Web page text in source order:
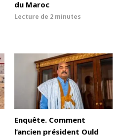
du Maroc
Lecture de 2 minutes
Enquête. Comment
l’ancien président Ould